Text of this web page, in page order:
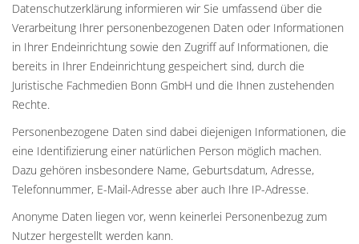
Datenschutzerklärung informieren wir Sie umfassend über die
Verarbeitung Ihrer personenbezogenen Daten oder Informationen
in Ihrer Endeinrichtung sowie den Zugriff auf Informationen, die
bereits in Ihrer Endeinrichtung gespeichert sind, durch die
Juristische Fachmedien Bonn GmbH und die Ihnen zustehenden
Rechte.
Personenbezogene Daten sind dabei diejenigen Informationen, die
eine Identifizierung einer natürlichen Person möglich machen.
Dazu gehören insbesondere Name, Geburtsdatum, Adresse,
Telefonnummer, E-Mail-Adresse aber auch Ihre IP-Adresse.
Anonyme Daten liegen vor, wenn keinerlei Personenbezug zum
Nutzer hergestellt werden kann.